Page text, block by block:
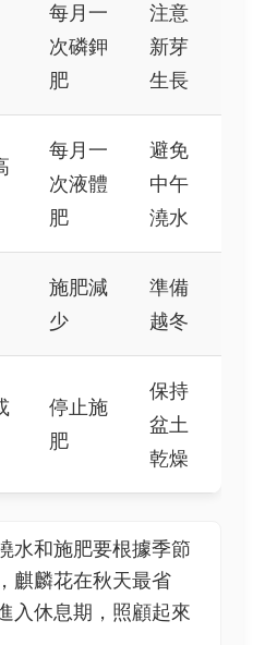
每月一
次磷鉀
肥
注意
新芽
生長
每月一
次液體
肥
避免
中午
澆水
施肥減
少
準備
越冬
停止施
肥
保持
盆土
乾燥
水和施肥要根據季節
麒麟花在秋天最省
入休息期，照顧起來